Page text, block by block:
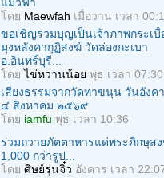
แมวฟ้า
โดย Maewfah เมื่อวาน เวลา
ขอเชิญร่วมบุญเป็นเจ้าภาพกระเบื้
มุงหลังคากุฏิสงฆ์ วัดล่องกะเบา
อ.อินทร์บุรี...
โดยไข่หวานน้อย พุธ เวลา 07:30
เสียงธรรมจากวัดท่าขนุน วันอังค
๔ สิงหาคม ๒๕๖๙
โดย iamfu พุธ เวลา 10:36
ร่วมถวายภัตตาหารแด่พระภิกษุส
1,000 กว่ารูป...
โดย ศิษย์รุ่นจิ๋ว อังคาร เวลา